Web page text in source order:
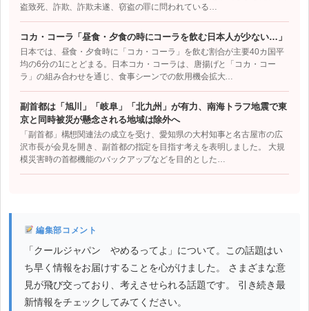
盗致死、詐欺、詐欺未遂、窃盗の罪に問われている…
コカ・コーラ「昼食・夕食の時にコーラを飲む日本人が少ない…」
日本では、昼食・夕食時に「コカ・コーラ」を飲む割合が主要40カ国平
均の6分の1にとどまる。日本コカ・コーラは、唐揚げと「コカ・コー
ラ」の組み合わせを通じ、食事シーンでの飲用機会拡大…
副首都は「旭川」「岐阜」「北九州」が有力、南海トラフ地震で東
京と同時被災が懸念される地域は除外へ
「副首都」構想関連法の成立を受け、愛知県の大村知事と名古屋市の広
沢市長が会見を開き、副首都の指定を目指す考えを表明しました。 大規
模災害時の首都機能のバックアップなどを目的とした…
編集部コメント
「クールジャパン やめるってよ」について。この話題はい
ち早く情報をお届けすることを心がけました。 さまざまな意
見が飛び交っており、考えさせられる話題です。 引き続き最
新情報をチェックしてみてください。